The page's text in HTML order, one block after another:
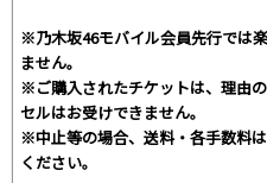
※乃木坂46モバイル会員先行では
ません。
※ご購入されたチケットは、理由
セルはお受けできません。
※中止等の場合、送料・各手数料
ください。